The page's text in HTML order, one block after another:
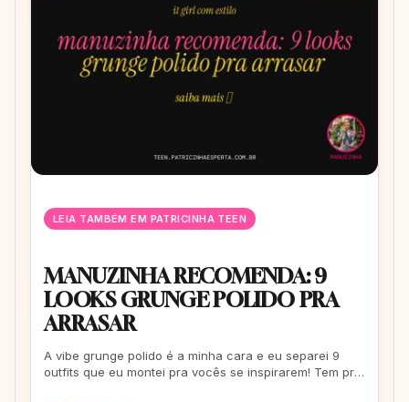
LEIA TAMBÉM EM PATRICINHA TEEN
MANUZINHA RECOMENDA: 9
LOOKS GRUNGE POLIDO PRA
ARRASAR
A vibe grunge polido é a minha cara e eu separei 9
outfits que eu montei pra vocês se inspirarem! Tem pra